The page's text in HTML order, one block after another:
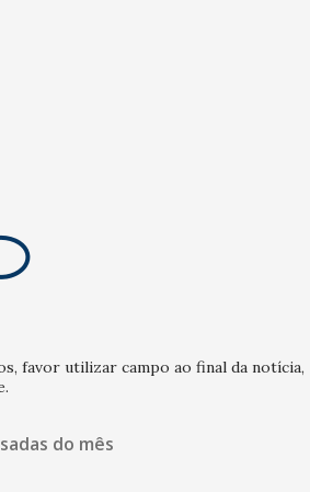
favor utilizar campo ao final da notícia,
do mês